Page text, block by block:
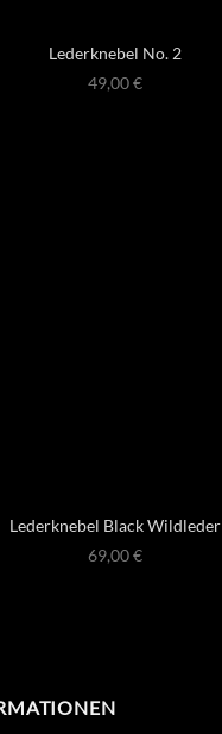
Lederknebel No. 2
49,00€
Lederknebel Black Wildleder
69,00€